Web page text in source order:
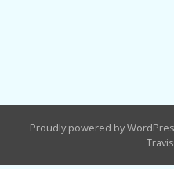
Proudly powered by